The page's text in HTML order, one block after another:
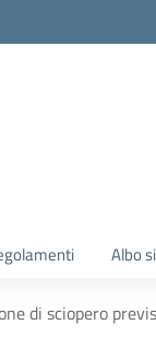
Albo
di sciopero